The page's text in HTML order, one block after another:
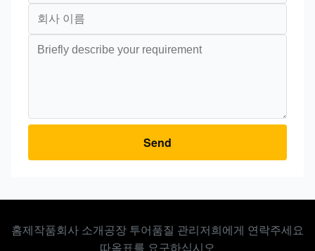
Send
홈제작품회사 소개공장 투어품질 관리저희에게 연락주세요
따옴표를 요구하십시오